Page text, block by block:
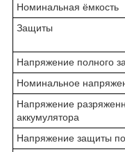
Номинальная ёмкость
Защиты
Напряжение полного
Номинальное
Напряжение
аккумулятора
Напряжение защиты